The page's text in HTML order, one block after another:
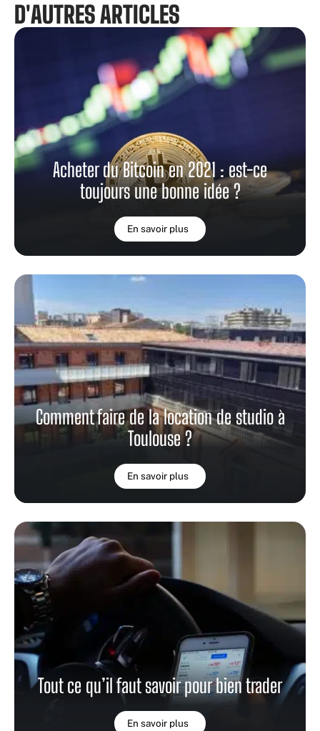
D'AUTRES ARTICLES
Acheter du Bitcoin en 2021 : est-ce
toujours une bonne idée ?
En savoir plus
Comment faire de la location de studio à
Toulouse ?
En savoir plus
Tout ce qu’il faut savoir pour bien trader
En savoir plus